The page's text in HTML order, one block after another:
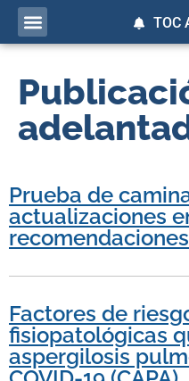
TOC
Prueba de
actualizaciones
Factores de
fisiopatológicas
aspergilosis